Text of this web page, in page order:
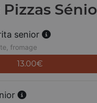
Pizzas
senior
fromage
13.00€